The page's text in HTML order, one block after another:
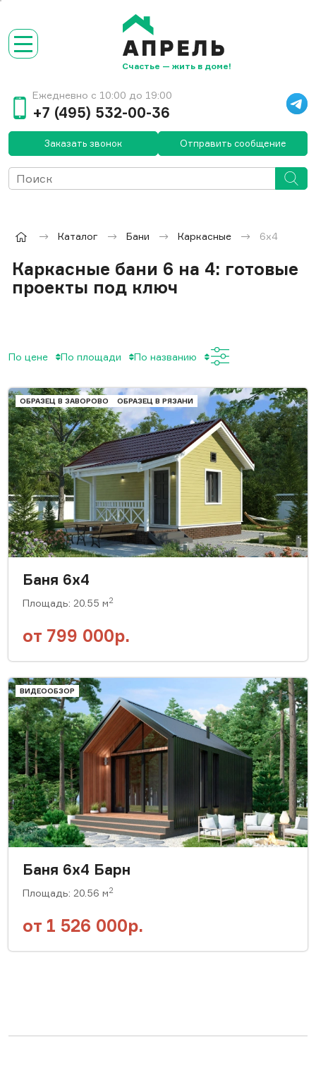
Счастье — жить в доме!
Ежедневно с 10:00 до 19:00
+7 (495) 532-00-36
Заказать звонок Отправить сообщение
Каталог Бани Каркасные 6x4
Каркасные бани 6 на 4: готовые
проекты под ключ
По цене По площади По названию
ОБРАЗЕЦ В ЗАВОРОВО ОБРАЗЕЦ В РЯЗАНИ
Баня 6x4
Площадь: 20.55 м2
от 799 000р.
ВИДЕООБЗОР
Баня 6х4 Барн
Площадь: 20.56 м2
от 1 526 000р.